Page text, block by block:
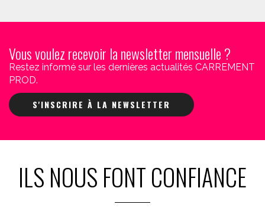
Vous voulez recevoir la newsletter mensuelle ?
Restez informé sur les dernières actualités CARREMENT
PROD.
S'INSCRIRE À LA NEWSLETTER
ILS NOUS FONT CONFIANCE